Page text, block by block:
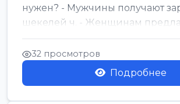
нужен? - Мужчины получают
шекелей ч. - Женщинам
шекеля ч. График...
32 просмотров
Подробнее